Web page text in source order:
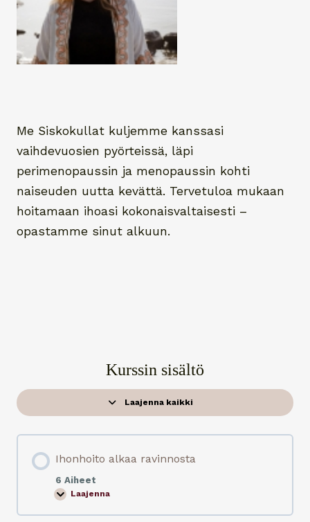
Me Siskokullat kuljemme kanssasi
vaihdevuosien pyörteissä, läpi
perimenopaussin ja menopaussin kohti
naiseuden uutta kevättä. Tervetuloa mukaan
hoitamaan ihoasi kokonaisvaltaisesti –
opastamme sinut alkuun.
Kurssin sisältö
Laajenna kaikki
O
p
i
u
Ihonhoito alkaa ravinnosta
6 Aiheet
Laajenna
I
o